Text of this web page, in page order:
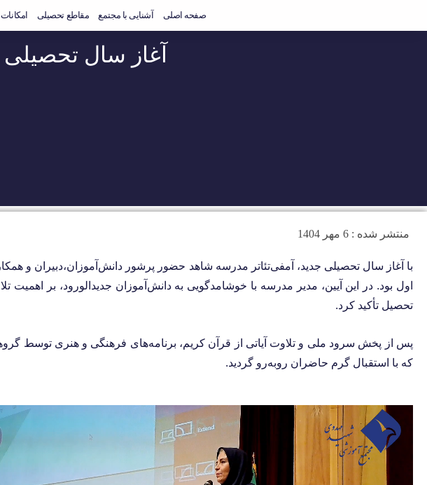
صفحه اصلی آشنایی با مجتمع مقاطع تحصیلی امکانات
آغاز سال
منتشر شده : 6 مهر 1404
با آغاز سال تحصیلی جدید، آمفی‌تئاتر مدرسه شاهد حضور پرشور دانش‌آموزان،دبیران و
اول بود. در این آیین، مدیر مدرسه با خوشامدگویی به دانش‌آموزان جدیدالورود، بر
تحصیل تأکید کرد.
پس از پخش سرود ملی و تلاوت آیاتی از قرآن کریم، برنامه‌های فرهنگی و هنری توسط
که با استقبال گرم حاضران روبه‌رو گردید.